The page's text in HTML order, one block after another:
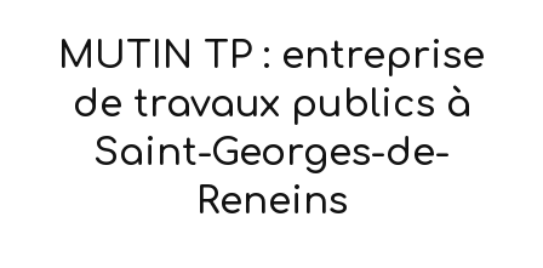
MUTIN TP : entreprise
de travaux publics à
Saint-Georges-de-
Reneins